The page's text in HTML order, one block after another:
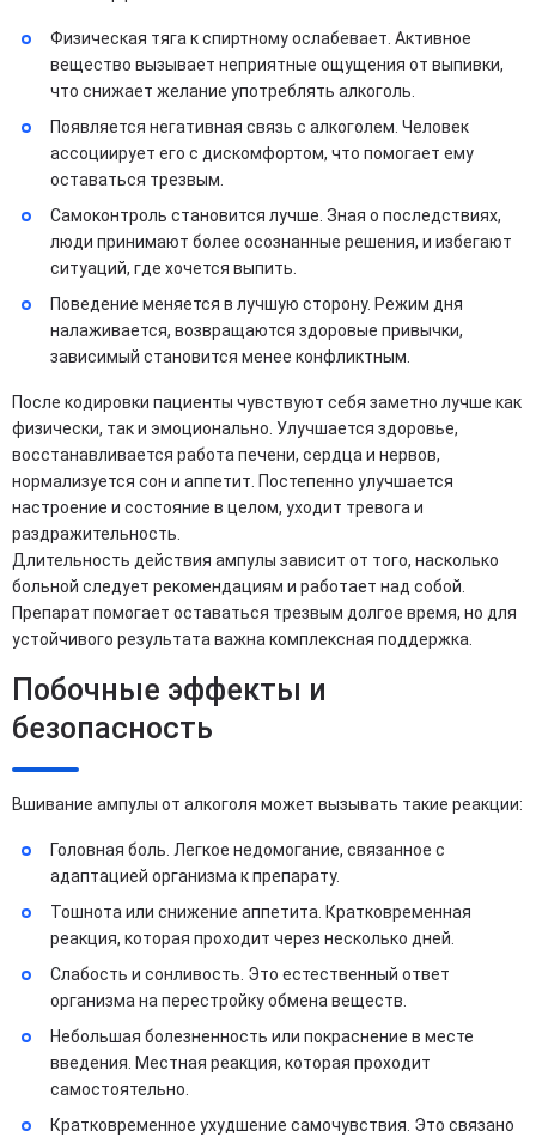
Физическая тяга к спиртному ослабевает. Активное
вещество вызывает неприятные ощущения от выпивки,
что снижает желание употреблять алкоголь.
Появляется негативная связь с алкоголем. Человек
ассоциирует его с дискомфортом, что помогает ему
оставаться трезвым.
Самоконтроль становится лучше. Зная о последствиях,
люди принимают более осознанные решения, и избегают
ситуаций, где хочется выпить.
Поведение меняется в лучшую сторону. Режим дня
налаживается, возвращаются здоровые привычки,
зависимый становится менее конфликтным.
После кодировки пациенты чувствуют себя заметно лучше как
физически, так и эмоционально. Улучшается здоровье,
восстанавливается работа печени, сердца и нервов,
нормализуется сон и аппетит. Постепенно улучшается
настроение и состояние в целом, уходит тревога и
раздражительность.
Длительность действия ампулы зависит от того, насколько
больной следует рекомендациям и работает над собой.
Препарат помогает оставаться трезвым долгое время, но для
устойчивого результата важна комплексная поддержка.
Побочные эффекты и
безопасность
Вшивание ампулы от алкоголя может вызывать такие реакции:
Головная боль. Легкое недомогание, связанное с
адаптацией организма к препарату.
Тошнота или снижение аппетита. Кратковременная
реакция, которая проходит через несколько дней.
Слабость и сонливость. Это естественный ответ
организма на перестройку обмена веществ.
Небольшая болезненность или покраснение в месте
введения. Местная реакция, которая проходит
самостоятельно.
Кратковременное ухудшение самочувствия. Это связано